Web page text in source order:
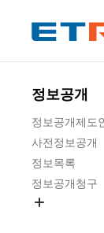
정보공개
정보공개제도
사전정보공개
정보목록
정보공개청구